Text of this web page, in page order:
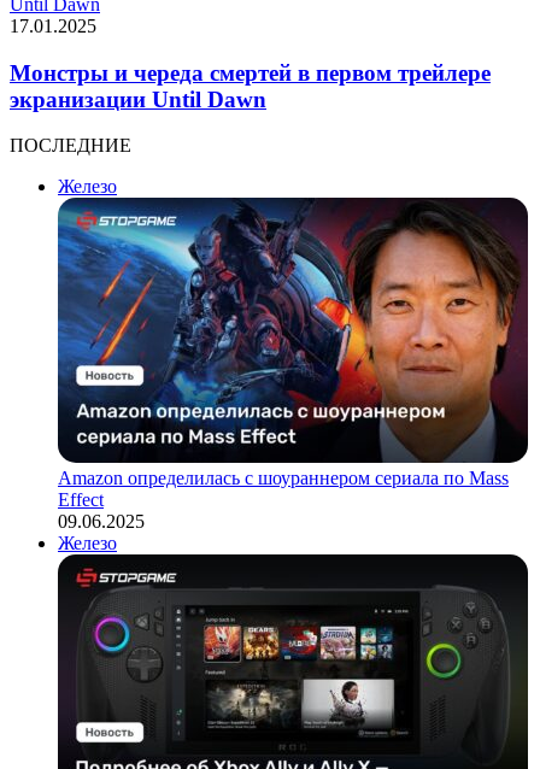
Until Dawn
17.01.2025
Монстры и череда смертей в первом трейлере
экранизации Until Dawn
ПОСЛЕДНИЕ
Железо
Amazon определилась с шоураннером сериала по Mass
Effect
09.06.2025
Железо